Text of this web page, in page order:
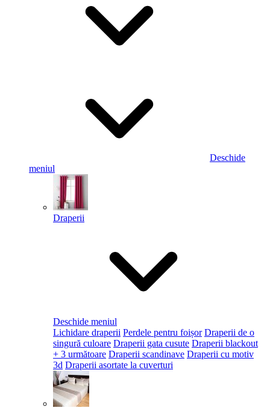
Deschide
meniul
Draperii
Deschide meniul
Lichidare draperii Perdele pentru foișor Draperii de o
singură culoare Draperii gata cusute Draperii blackout
+ 3 următoare Draperii scandinave Draperii cu motiv
3d Draperii asortate la cuverturi